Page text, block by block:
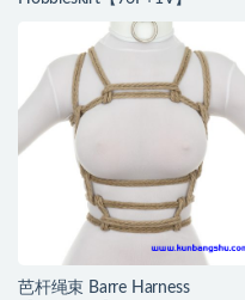
芭杆绳束 Barre Harness